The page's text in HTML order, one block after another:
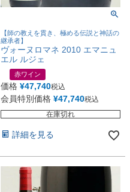
【師の教えを貫き、極める伝説と神話の
継承者】
ヴォーヌロマネ 2010 エマニュ
エル ルジェ
赤ワイン
価格 ¥47,740税込
会員特別価格 ¥47,740税込
在庫切れ
詳細を見る